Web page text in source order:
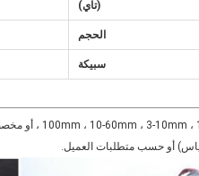
(تاي)
الحجم
سبيكة